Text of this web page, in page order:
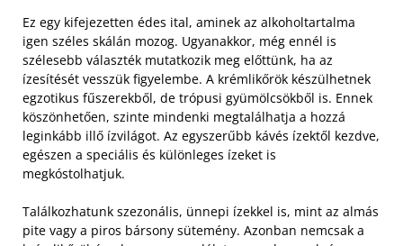
Ez egy kifejezetten édes ital, aminek az alkoholtartalma
igen széles skálán mozog. Ugyanakkor, még ennél is
szélesebb választék mutatkozik meg előttünk, ha az
ízesítését vesszük figyelembe. A krémlikőrök készülhetnek
egzotikus fűszerekből, de trópusi gyümölcsökből is. Ennek
köszönhetően, szinte mindenki megtalálhatja a hozzá
leginkább illő ízvilágot. Az egyszerűbb kávés ízektől kezdve,
egészen a speciális és különleges ízeket is
megkóstolhatjuk.
Találkozhatunk szezonális, ünnepi ízekkel is, mint az almás
pite vagy a piros bársony sütemény. Azonban nemcsak a